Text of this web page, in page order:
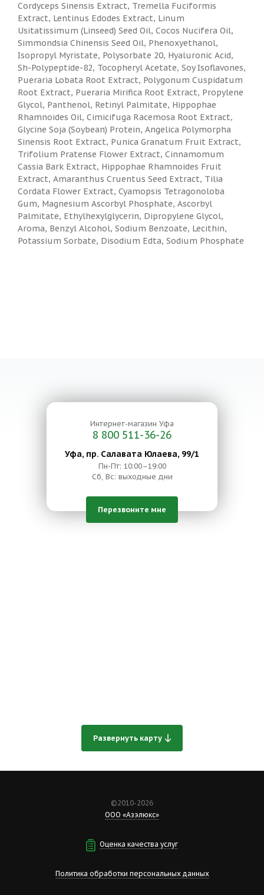
Cordyceps Sinensis Extract, Tremella Fuciformis
Extract, Lentinus Edodes Extract, Linum
Usitatissimum (Linseed) Seed Oil, Cocos Nucifera Oil,
Simmondsia Chinensis Seed Oil, Phenoxyethanol,
Isopropyl Myristate, Polysorbate 20, Hyaluronic Acid,
Sh-Polypeptide-82, Tocopheryl Acetate, Soy Isoflavones,
Pueraria Lobata Root Extract, Polygonum Cuspidatum
Root Extract, Pueraria Mirifica Root Extract, Propylene
Glycol, Panthenol, Retinyl Palmitate, Hippophae
Rhamnoides Oil, Cimicifuga Racemosa Root Extract,
Glycine Soja (Soybean) Protein, Angelica Polymorpha
Sinensis Root Extract, Punica Granatum Fruit Extract,
Trifolium Pratense Flower Extract, Cinnamomum
Cassia Bark Extract, Hippophae Rhamnoides Fruit
Extract, Amaranthus Cruentus Seed Extract, Tilia
Cordata Flower Extract, Cyamopsis Tetragonoloba
Gum, Magnesium Ascorbyl Phosphate, Ascorbyl
Palmitate, Ethylhexylglycerin, Dipropylene Glycol,
Aroma, Benzyl Alcohol, Sodium Benzoate, Lecithin,
Potassium Sorbate, Disodium Edta, Sodium Phosphate
Интернет-магазин Уфа
8 800 511-36-26
Уфа, пр. Салавата Юлаева, 99/1
Пн-Пт: 10:00–19:00
Сб, Вс: выходные дни
Перезвоните мне
Развернуть карту
©2010-2026
ООО «Азэлюкс»
Оценка качества услуг
Политика обработки персональных данных